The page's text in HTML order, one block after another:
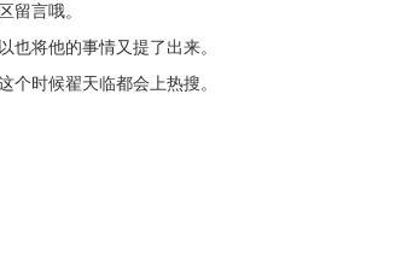
留言哦。
也将他的事情又提了出来。
个时候翟天临都会上热搜。